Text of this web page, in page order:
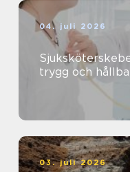
04. juli 2026
trygg och
03. juli 2026